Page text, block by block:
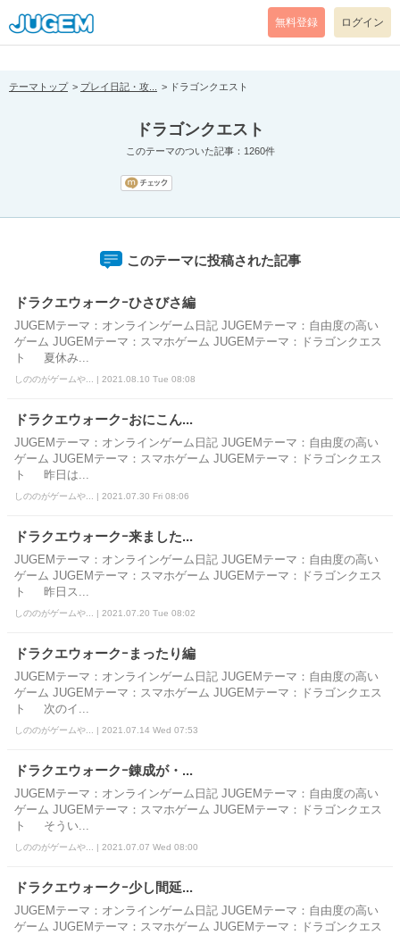
[pear_error: message="Success" code=0 mode=return level=notice
prefix="" info=""]
無料登録 ログイン
テーマトップ プレイ日記・攻... ドラゴンクエスト
ドラゴンクエスト
このテーマのついた記事：1260件
このテーマに投稿された記事
ドラクエウォークｰひさびさ編
JUGEMテーマ：オンラインゲーム日記 JUGEMテーマ：自由度の高い
ゲーム JUGEMテーマ：スマホゲーム JUGEMテーマ：ドラゴンクエス
ト 夏休み...
しののがゲームや... | 2021.08.10 Tue 08:08
ドラクエウォークｰおにこん...
JUGEMテーマ：オンラインゲーム日記 JUGEMテーマ：自由度の高い
ゲーム JUGEMテーマ：スマホゲーム JUGEMテーマ：ドラゴンクエス
ト 昨日は...
しののがゲームや... | 2021.07.30 Fri 08:06
ドラクエウォークｰ来ました...
JUGEMテーマ：オンラインゲーム日記 JUGEMテーマ：自由度の高い
ゲーム JUGEMテーマ：スマホゲーム JUGEMテーマ：ドラゴンクエス
ト 昨日ス...
しののがゲームや... | 2021.07.20 Tue 08:02
ドラクエウォークｰまったり編
JUGEMテーマ：オンラインゲーム日記 JUGEMテーマ：自由度の高い
ゲーム JUGEMテーマ：スマホゲーム JUGEMテーマ：ドラゴンクエス
ト 次のイ...
しののがゲームや... | 2021.07.14 Wed 07:53
ドラクエウォークｰ錬成が・...
JUGEMテーマ：オンラインゲーム日記 JUGEMテーマ：自由度の高い
ゲーム JUGEMテーマ：スマホゲーム JUGEMテーマ：ドラゴンクエス
ト そうい...
しののがゲームや... | 2021.07.07 Wed 08:00
ドラクエウォークｰ少し間延...
JUGEMテーマ：オンラインゲーム日記 JUGEMテーマ：自由度の高い
ゲーム JUGEMテーマ：スマホゲーム JUGEMテーマ：ドラゴンクエス